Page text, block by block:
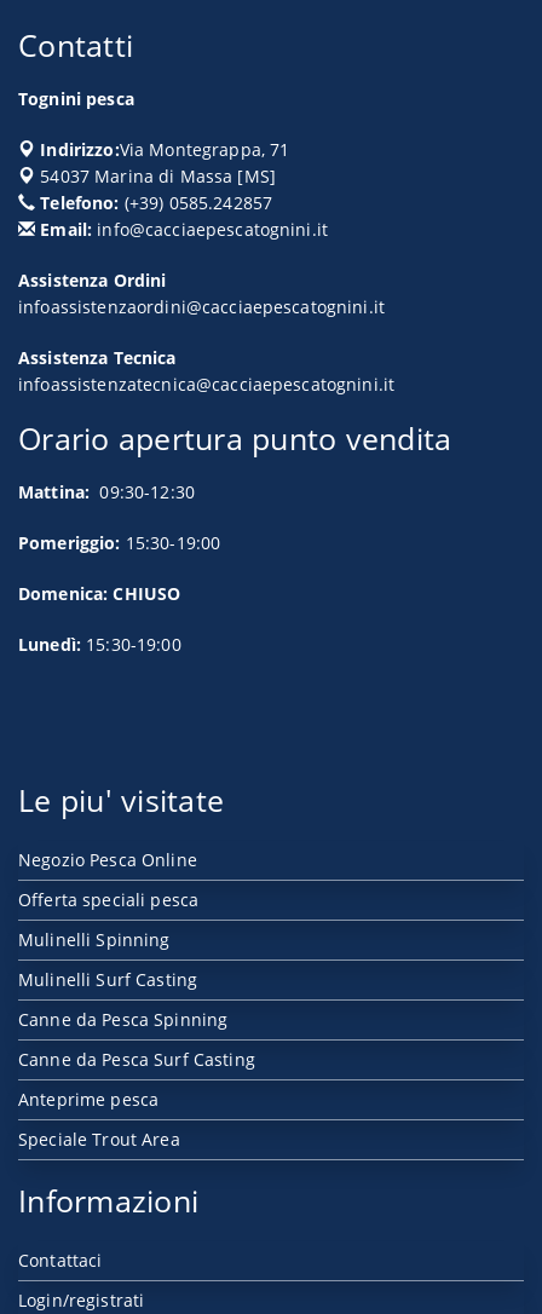
Contatti
Tognini pesca
Indirizzo:Via Montegrappa, 71
54037 Marina di Massa [MS]
Telefono: (+39) 0585.242857
Email: info@cacciaepescatognini.it
Assistenza Ordini
infoassistenzaordini@cacciaepescatognini.it
Assistenza Tecnica
infoassistenzatecnica@cacciaepescatognini.it
Orario apertura punto vendita
Mattina: 09:30-12:30
Pomeriggio: 15:30-19:00
Domenica: CHIUSO
Lunedì: 15:30-19:00
Le piu' visitate
Negozio Pesca Online
Offerta speciali pesca
Mulinelli Spinning
Mulinelli Surf Casting
Canne da Pesca Spinning
Canne da Pesca Surf Casting
Anteprime pesca
Speciale Trout Area
Informazioni
Contattaci
Login/registrati